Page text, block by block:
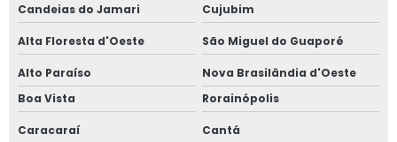
Candeias do Jamari Cujubim
Alta Floresta d'Oeste São Miguel do Guaporé
Alto Paraíso
Nova Brasilândia d'Oeste
Boa Vista
Rorainópolis
Caracaraí Cantá